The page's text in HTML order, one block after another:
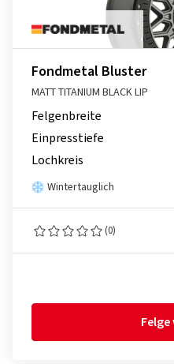
Fondmetal Bluster
MATT TITANIUM BLACK LIP
Felgenbreite
Einpresstiefe
Lochkreis
Wintertauglich
(0)